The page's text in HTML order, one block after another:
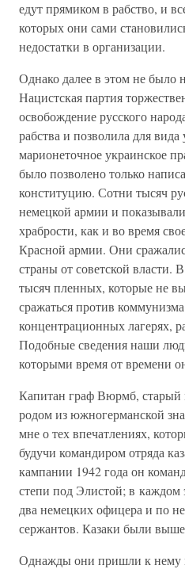
едут прямиком в рабство, и
которых они сами
недостатки в организации.
Однако далее в этом не было
Нацистская партия
освобождение русского
рабства и позволила для
марионеточное украинское
было позволено только
конституцию. Сотни тысяч
немецкой армии и
храбрости, как и во время
Красной армии. Они
страны от советской власти.
тысяч пленных, которые не
сражаться против
концентрационных лагерях,
Подобные сведения наши
которыми время от времени
Капитан граф Вюрмб, старый
родом из южногерманской
мне о тех впечатлениях,
будучи командиром отряда
кампании 1942 года он
степи под Элистой; в каждом
два немецких офицера и по
сержантов. Казаки были
Однажды они пришли к нему